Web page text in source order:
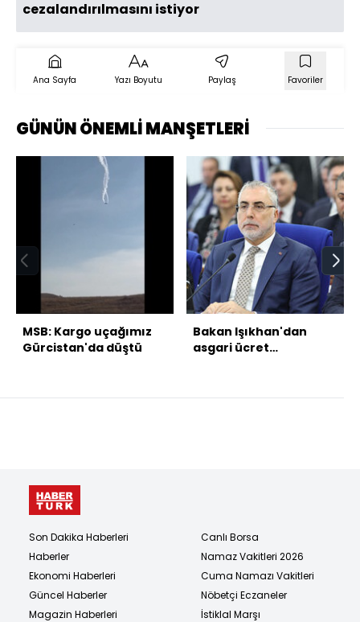
cezalandırılmasını istiyor
Ana Sayfa Yazı Boyutu Paylaş Favoriler
GÜNÜN ÖNEMLİ MANŞETLERİ
MSB: Kargo uçağımız
Gürcistan'da düştü
Bakan Işıkhan'dan
asgari ücret
Son Dakika Haberleri
Haberler
Ekonomi Haberleri
Güncel Haberler
Magazin Haberleri
Canlı Borsa
Namaz Vakitleri 2026
Cuma Namazı Vakitleri
Nöbetçi Eczaneler
İstiklal Marşı